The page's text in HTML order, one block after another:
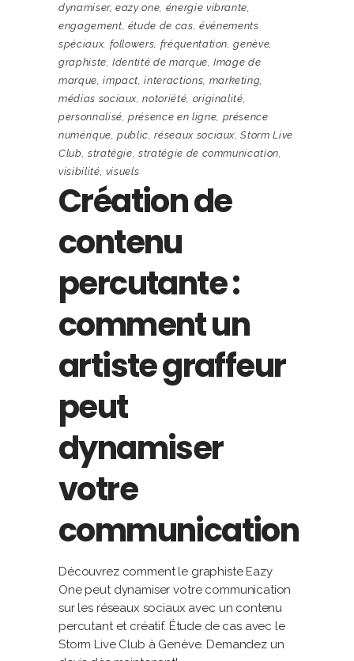
dynamiser,eazy one énergie vibrante
engagement étude de cas événements
spéciaux, followers fréquentation ,genève
graphiste ,Identité de marque ,Image de
marque ,impact ,interactions marketing
médias sociaux ,notoriété originalité
personnalisé ,présence en ligne présence
numérique ,public ,réseaux sociaux ,Storm Live
Club stratégie ,stratégie de communication
visibilité visuels
Création de
contenu
percutante :
comment un
artiste graffeur
peut
dynamiser
votre
communication
Découvrez comment le graphiste Eazy
One peut dynamiser votre communication
sur les réseaux sociaux avec un contenu
percutant et créatif. Étude de cas avec le
Storm Live Club à Genève. Demandez un